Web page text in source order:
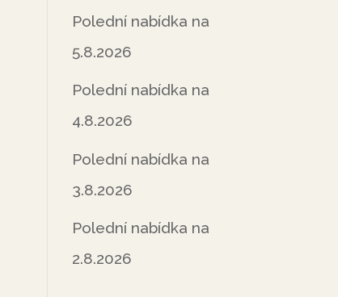
Polední nabídka na
5.8.2026
Polední nabídka na
4.8.2026
Polední nabídka na
3.8.2026
Polední nabídka na
2.8.2026